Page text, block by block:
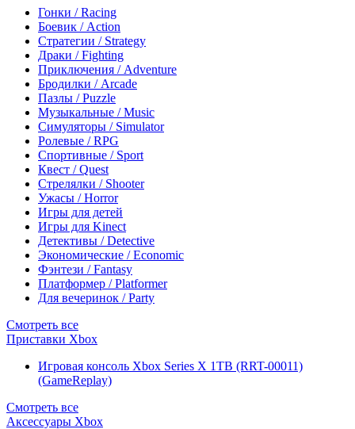
Гонки / Racing
Боевик / Action
Стратегии / Strategy
Драки / Fighting
Приключения / Adventure
Бродилки / Arcade
Пазлы / Puzzle
Музыкальные / Music
Симуляторы / Simulator
Ролевые / RPG
Спортивные / Sport
Квест / Quest
Стрелялки / Shooter
Ужасы / Horror
Игры для детей
Игры для Kinect
Детективы / Detective
Экономические / Economic
Фэнтези / Fantasy
Платформер / Platformer
Для вечеринок / Party
Смотреть все
Приставки Xbox
Игровая консоль Xbox Series X 1TB (RRT-00011)
(GameReplay)
Смотреть все
Аксессуары Xbox